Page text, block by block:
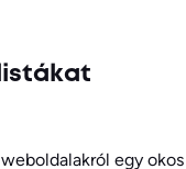
egy okos